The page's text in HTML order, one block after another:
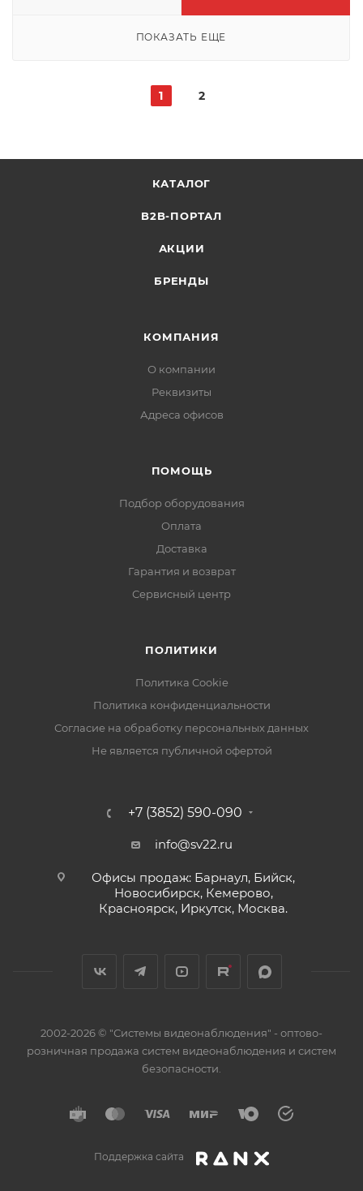
ПОКАЗАТЬ ЕЩЕ
1 2
КАТАЛОГ
B2B-ПОРТАЛ
АКЦИИ
БРЕНДЫ
КОМПАНИЯ
О компании
Реквизиты
Адреса офисов
ПОМОЩЬ
Подбор оборудования
Оплата
Доставка
Гарантия и возврат
Сервисный центр
ПОЛИТИКИ
Политика Cookie
Политика конфиденциальности
Согласие на обработку персональных данных
Не является публичной офертой
+7 (3852) 590-090
info@sv22.ru
Офисы продаж: Барнаул, Бийск,
Новосибирск, Кемерово,
Красноярск, Иркутск, Москва.
2002-2026 © "Системы видеонаблюдения" - оптово-
розничная продажа систем видеонаблюдения и систем
безопасности.
Поддержка сайта